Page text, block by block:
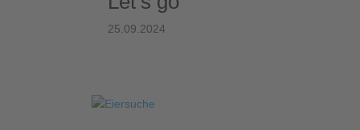
25.09.2024